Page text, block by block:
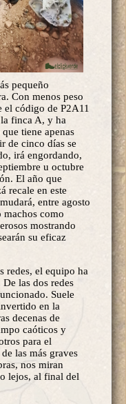
pequeño
Con menos peso
el código de P2A11
finca A, y ha
tiene apenas
de cinco días se
irá engordando,
u octubre
El año que
recale en este
entre agosto
machos como
mostrando
su eficaz
redes, el equipo ha
las dos redes
Suele
en la
decenas de
caóticos y
para el
las más graves
nos miran
lejos, al final del